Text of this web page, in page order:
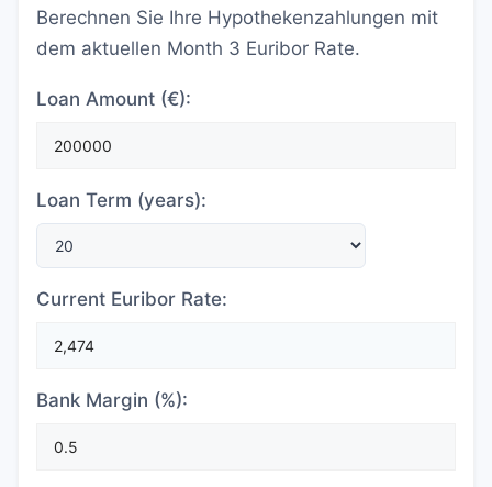
Berechnen Sie Ihre Hypothekenzahlungen mit
dem aktuellen Month 3 Euribor Rate.
Loan Amount (€):
Loan Term (years):
Current Euribor Rate:
Bank Margin (%):